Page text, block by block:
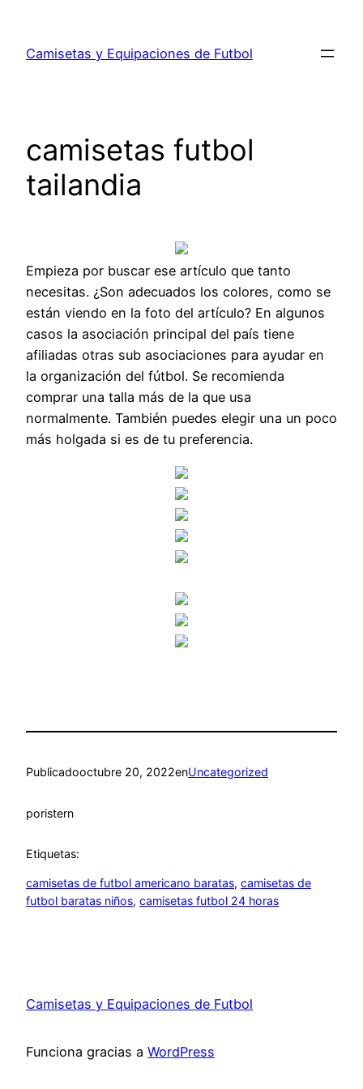
contenido
Camisetas y Equipaciones de Futbol
camisetas futbol
tailandia
Empieza por buscar ese artículo que tanto
necesitas. ¿Son adecuados los colores, como se
están viendo en la foto del artículo? En algunos
casos la asociación principal del país tiene
afiliadas otras sub asociaciones para ayudar en
la organización del fútbol. Se recomienda
comprar una talla más de la que usa
normalmente. También puedes elegir una un poco
más holgada si es de tu preferencia.
Publicadooctubre 20, 2022enUncategorized
poristern
Etiquetas:
camisetas de futbol americano baratas, camisetas de
futbol baratas niños, camisetas futbol 24 horas
Camisetas y Equipaciones de Futbol
Funciona gracias a WordPress